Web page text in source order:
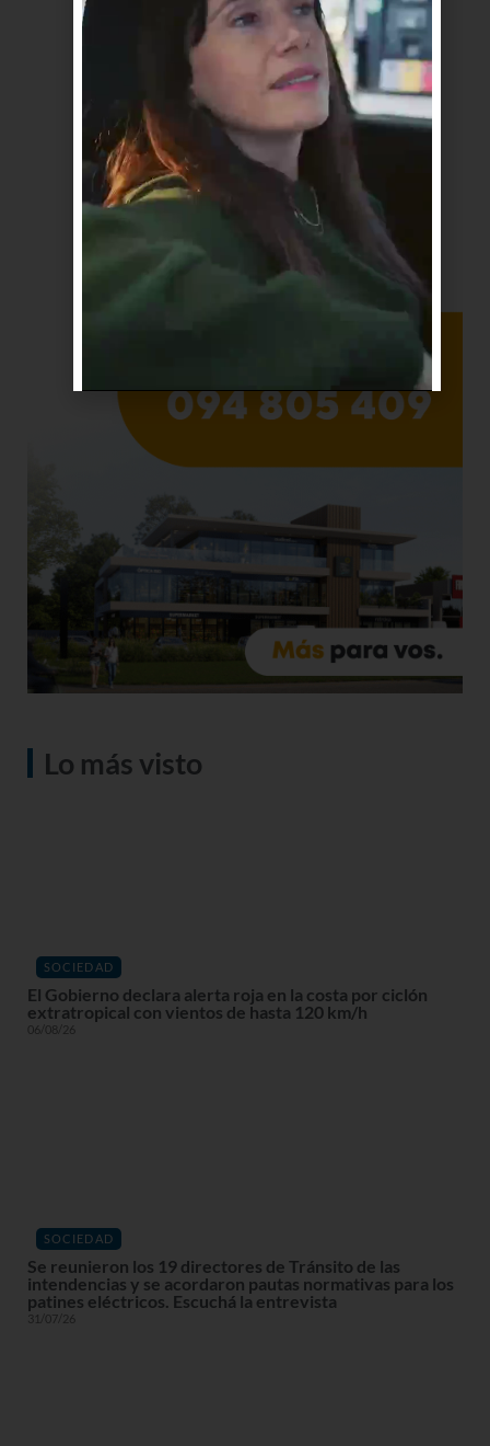
Lo más visto
SOCIEDAD
El Gobierno declara alerta roja en la costa por ciclón
extratropical con vientos de hasta 120 km/h
06/08/26
SOCIEDAD
Se reunieron los 19 directores de Tránsito de las
intendencias y se acordaron pautas normativas para los
patines eléctricos. Escuchá la entrevista
31/07/26